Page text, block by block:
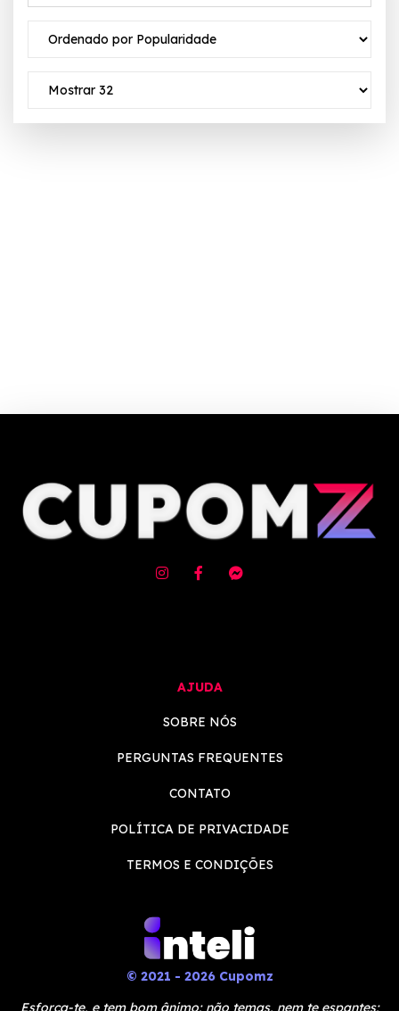
AJUDA
SOBRE NÓS
PERGUNTAS FREQUENTES
CONTATO
POLÍTICA DE PRIVACIDADE
TERMOS E CONDIÇÕES
© 2021 - 2026 Cupomz
Esforça-te, e tem bom ânimo; não temas, nem te espantes;